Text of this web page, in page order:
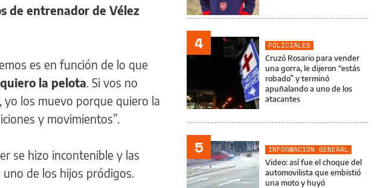
de entrenador de Vélez
es en función de lo que
la pelota. Si vos no
los muevo porque quiero la
y movimientos”.
se hizo incontenible y las
de los hijos pródigos.
4
POLICIALES
Cruzó Rosario para vender
una gorra, le dijeron “estás
robado” y terminó
apuñalando a uno de los
atacantes
5
INFORMACIÓN GENERAL
Video: así fue el choque del
automovilista que embistió
una moto y huyó